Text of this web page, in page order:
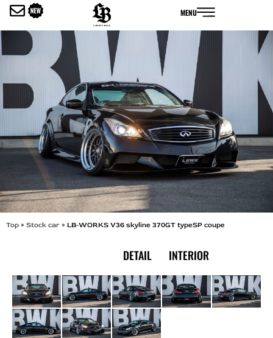
を
ス
プ
MENU
Top » Stock car » LB-WORKS V36 skyline 370GT typeSP coupe
DETAIL INTERIOR